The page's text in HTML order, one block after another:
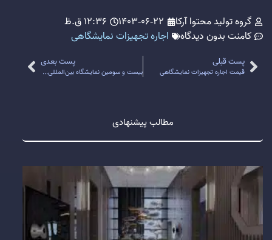
گروه تولید محتوا آرکا 1403-06-22
12:36 ق.ظ
کامنتبدون دیدگاه اجاره تجهیزات نمایشگاهی
پست قبلی
قیمت اجاره تجهیزات نمایشگاهی
پست بعدی
بیست و سومین نمایشگاه بین‌المللی تأسیسات ساختمان، سیستم‌های سرمایشی و گرمایشی تهران
مطالب پیشنهادی